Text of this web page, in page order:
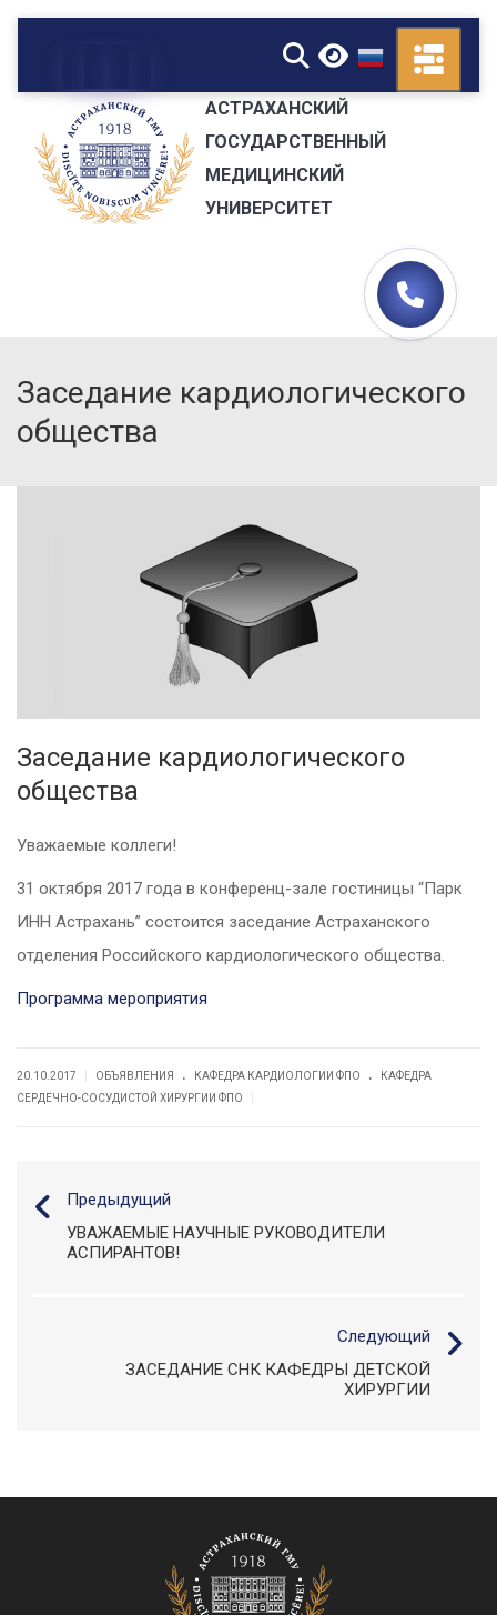
▼
АСТРАХАНСКИЙ
ГОСУДАРСТВЕННЫЙ
МЕДИЦИНСКИЙ
УНИВЕРСИТЕТ
Заседание кардиологического
общества
Заседание кардиологического
общества
Уважаемые коллеги!
31 октября 2017 года в конференц-зале гостиницы “Парк
ИНН Астрахань” состоится заседание Астраханского
отделения Российского кардиологического общества.
Программа мероприятия
20.10.2017 ОБЪЯВЛЕНИЯ . КАФЕДРА КАРДИОЛОГИИ ФПО .
КАФЕДРА
СЕРДЕЧНО-СОСУДИСТОЙ ХИРУРГИИ ФПО
Предыдущий
УВАЖАЕМЫЕ НАУЧНЫЕ РУКОВОДИТЕЛИ
АСПИРАНТОВ!
Следующий
ЗАСЕДАНИЕ СНК КАФЕДРЫ ДЕТСКОЙ
ХИРУРГИИ